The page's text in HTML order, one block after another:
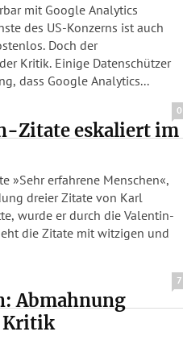
mit Google Analytics
des US-Konzerns ist auch
Doch der
Kritik. Einige Datenschützer
dass Google Analytics...
0
Zitate eskaliert im
»Sehr erfahrene Menschen«,
dreier Zitate von Karl
wurde er durch die Valentin-
die Zitate mit witzigen und
7
Abmahnung
Kritik